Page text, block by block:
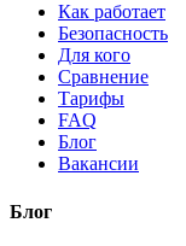
Как работает
Безопасность
Для кого
Сравнение
Тарифы
FAQ
Блог
Вакансии
Блог